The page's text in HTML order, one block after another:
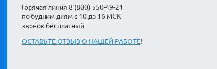
Горячая линия 8 (800) 550-49-21
по будним дням с 10 до 16 МСК
звонок бесплатный
ОСТАВЬТЕ ОТЗЫВ О НАШЕЙ РАБОТЕ!